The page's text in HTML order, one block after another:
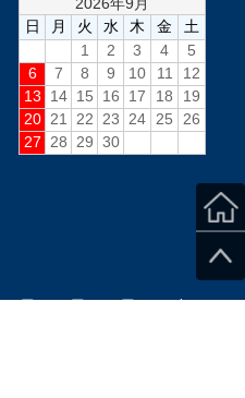
日、24日、31日PM、毎